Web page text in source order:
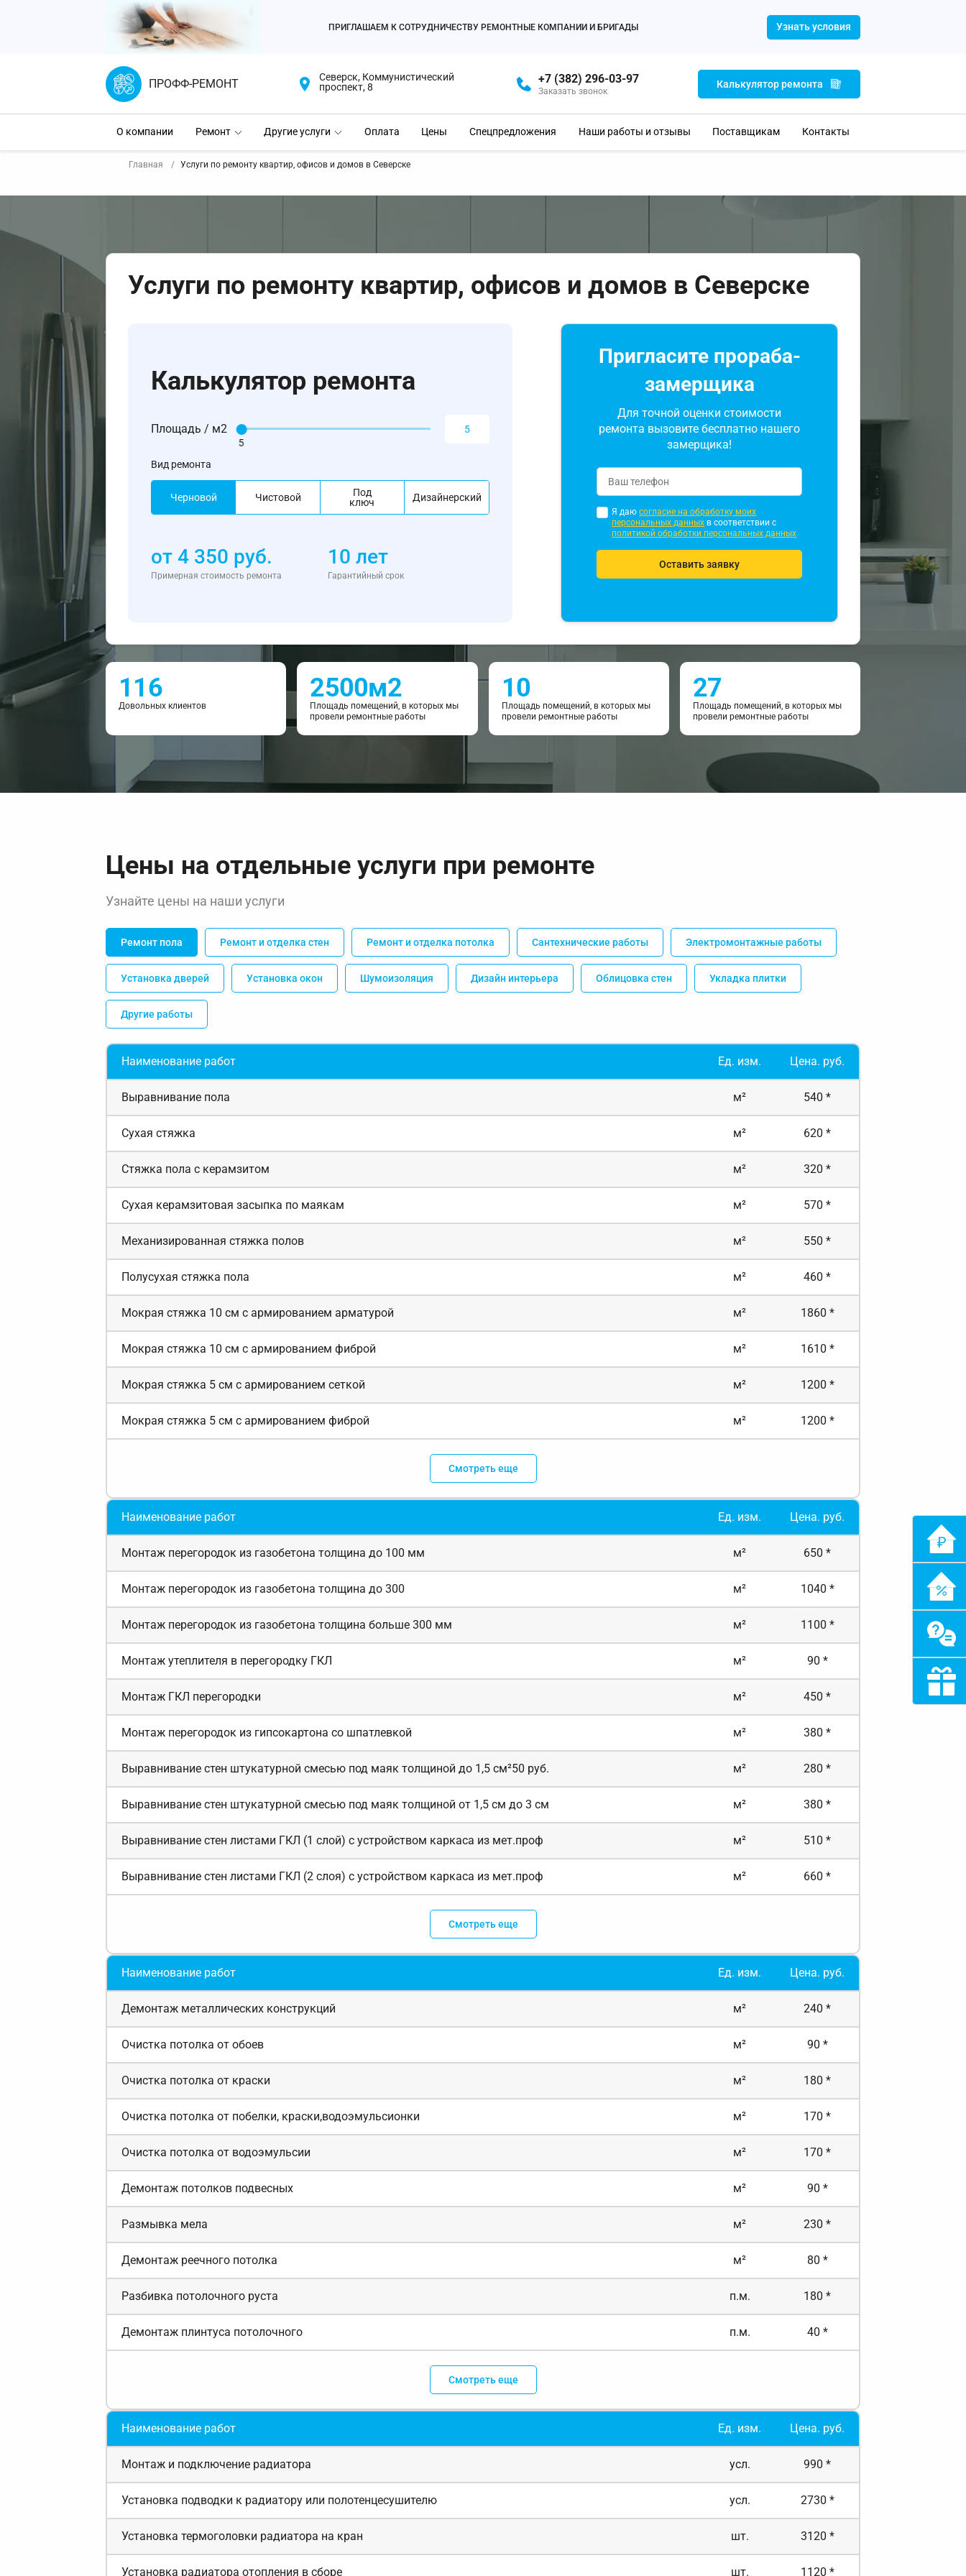
ПРИГЛАШАЕМ К СОТРУДНИЧЕСТВУ РЕМОНТНЫЕ КОМПАНИИ И БРИГАДЫ Узнать условия
ПРОФФ-РЕМОНТ
Северск, Коммунистический
проспект, 8
+7 (382) 296-03-97
Заказать звонок
Калькулятор ремонта
О компании Ремонт Другие услуги Оплата Цены Спецпредложения Наши работы и отзывы Поставщикам Контакты
Главная Услуги по ремонту квартир, офисов и домов в Северске
Услуги по ремонту квартир, офисов и домов в Северске
Калькулятор ремонта
Площадь / м2
5
Вид ремонта
Черновой Чистовой
Под
ключ
Дизайнерский
от 4 350 руб.
Примерная стоимость ремонта
10 лет
Гарантийный срок
Пригласите прораба-
замерщика
Для точной оценки стоимости
ремонта вызовите бесплатно нашего
замерщика!
Я даюсогласие на обработку моих
персональных данных в соответствии с
политикой обработки персональных данных
Оставить заявку
116
Довольных клиентов
2500м2
Площадь помещений, в которых мы
провели ремонтные работы
10
Площадь помещений, в которых мы
провели ремонтные работы
27
Площадь помещений, в которых мы
провели ремонтные работы
Цены на отдельные услуги при ремонте
Узнайте цены на наши услуги
Ремонт пола Ремонт и отделка стен Ремонт и отделка потолка Сантехнические работы Электромонтажные работы
Установка дверей Установка окон Шумоизоляция Дизайн интерьера Облицовка стен Укладка плитки
Другие работы
Наименование работ Ед. изм. Цена. руб.
Выравнивание пола м² 540 *
Сухая стяжка м² 620 *
Стяжка пола с керамзитом м² 320 *
Сухая керамзитовая засыпка по маякам м² 570 *
Механизированная стяжка полов м² 550 *
Полусухая стяжка пола м² 460 *
Мокрая стяжка 10 см с армированием арматурой м² 1860 *
Мокрая стяжка 10 см с армированием фиброй м² 1610 *
Мокрая стяжка 5 см с армированием сеткой м² 1200 *
Мокрая стяжка 5 см с армированием фиброй м² 1200 *
Смотреть еще
Наименование работ Ед. изм. Цена. руб.
Монтаж перегородок из газобетона толщина до 100 мм м² 650 *
Монтаж перегородок из газобетона толщина до 300 м² 1040 *
Монтаж перегородок из газобетона толщина больше 300 мм м² 1100 *
Монтаж утеплителя в перегородку ГКЛ м² 90 *
Монтаж ГКЛ перегородки м² 450 *
Монтаж перегородок из гипсокартона со шпатлевкой м² 380 *
Выравнивание стен штукатурной смесью под маяк толщиной до 1,5 см²50 руб. м² 280 *
Выравнивание стен штукатурной смесью под маяк толщиной от 1,5 см до 3 см м² 380 *
Выравнивание стен листами ГКЛ (1 слой) с устройством каркаса из мет.проф м² 510 *
Выравнивание стен листами ГКЛ (2 слоя) с устройством каркаса из мет.проф м² 660 *
Смотреть еще
Наименование работ Ед. изм. Цена. руб.
Демонтаж металлических конструкций м² 240 *
Очистка потолка от обоев м² 90 *
Очистка потолка от краски м² 180 *
Очистка потолка от побелки, краски,водоэмульсионки м² 170 *
Очистка потолка от водоэмульсии м² 170 *
Демонтаж потолков подвесных м² 90 *
Размывка мела м² 230 *
Демонтаж реечного потолка м² 80 *
Разбивка потолочного руста п.м. 180 *
Демонтаж плинтуса потолочного п.м. 40 *
Смотреть еще
Наименование работ Ед. изм. Цена. руб.
Монтаж и подключение радиатора усл. 990 *
Установка подводки к радиатору или полотенцесушителю усл. 2730 *
Установка термоголовки радиатора на кран шт. 3120 *
Установка радиатора отопления в сборе шт. 1120 *